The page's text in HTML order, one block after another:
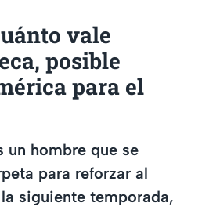
vale
posible
para el
un hombre que se
para reforzar al
siguiente temporada,